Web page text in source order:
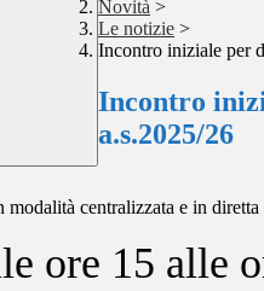
Novità >
Le notizie >
Incontro iniziale per
Incontro
a.s.2025/26
centralizzata e in
ore 15 alle